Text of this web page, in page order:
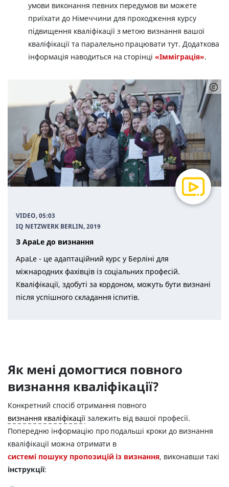
умови виконання певних передумов ви можете
приїхати до Німеччини для проходження курсу
підвищення кваліфікації з метою визнання вашої
кваліфікації та паралельно працювати тут. Додаткова
інформація наводиться на сторінці«Імміграція».
VIDEO, 05:03
IQ NETZWERK BERLIN, 2019
З ApaLe до визнання
ApaLe - це адаптаційний курс у Берліні для
міжнародних фахівців із соціальних професій.
Кваліфікації, здобуті за кордоном, можуть бути визнані
після успішного складання іспитів.
Як мені домогтися повного
визнання кваліфікації?
Конкретний спосіб отримання повного
визнання кваліфікаціїзалежить від вашої професії.
Попередню інформацію про подальші кроки до визнання
кваліфікації можна отримати в
системi пошуку пропозицiй iз визнання, виконавши такі
інструкції: